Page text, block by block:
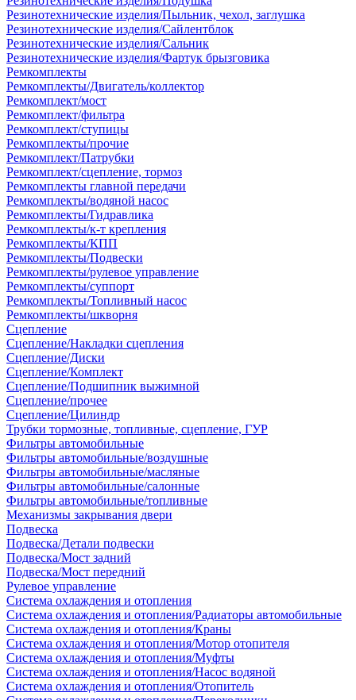
Резинотехнические изделия/Пыльник, чехол, заглушка
Резинотехнические изделия/Сайлентблок
Резинотехнические изделия/Сальник
Резинотехнические изделия/Фартук брызговика
Ремкомплекты
Ремкомплекты/Двигатель/коллектор
Ремкомплект/мост
Ремкомплект/фильтра
Ремкомплект/ступицы
Ремкомплекты/прочие
Ремкомплект/Патрубки
Ремкомплект/сцепление, тормоз
Ремкомплекты главной передачи
Ремкомплекты/водяной насос
Ремкомплекты/Гидравлика
Ремкомплекты/к-т крепления
Ремкомплекты/КПП
Ремкомплекты/Подвески
Ремкомплекты/рулевое управление
Ремкомплекты/суппорт
Ремкомплекты/Топливный насос
Ремкомплекты/шкворня
Сцепление
Сцепление/Накладки сцепления
Сцепление/Диски
Сцепление/Комплект
Сцепление/Подшипник выжимной
Сцепление/прочее
Сцепление/Цилиндр
Трубки тормозные, топливные, сцепление, ГУР
Фильтры автомобильные
Фильтры автомобильные/воздушные
Фильтры автомобильные/масляные
Фильтры автомобильные/салонные
Фильтры автомобильные/топливные
Механизмы закрывания двери
Подвеска
Подвеска/Детали подвески
Подвеска/Мост задний
Подвеска/Мост передний
Рулевое управление
Система охлаждения и отопления
Система охлаждения и отопления/Радиаторы автомобильные
Система охлаждения и отопления/Краны
Система охлаждения и отопления/Мотор отопителя
Система охлаждения и отопления/Муфты
Система охлаждения и отопления/Насос водяной
Система охлаждения и отопления/Отопитель